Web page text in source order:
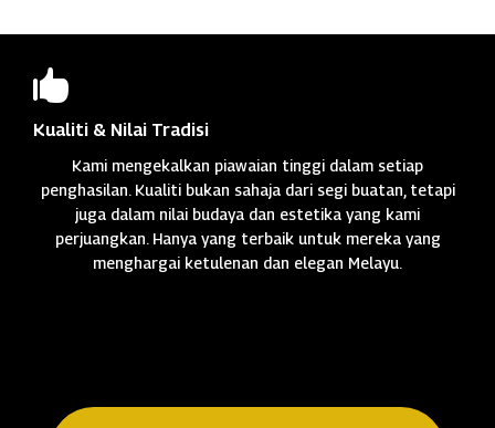

Kualiti & Nilai Tradisi
Kami mengekalkan piawaian tinggi dalam setiap
penghasilan. Kualiti bukan sahaja dari segi buatan, tetapi
juga dalam nilai budaya dan estetika yang kami
perjuangkan. Hanya yang terbaik untuk mereka yang
menghargai ketulenan dan elegan Melayu.